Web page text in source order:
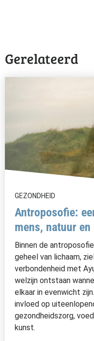
Gerelateerd
GEZONDHEID
Antroposofie:
mens, natuur
Binnen de
geheel van lichaam,
verbondenheid met
welzijn ontstaan
elkaar in evenwicht
invloed op
gezondheidszorg,
kunst.